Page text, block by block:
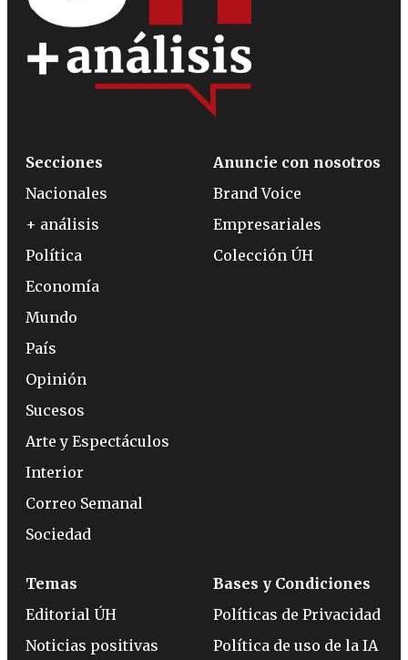
Secciones
Nacionales
+ análisis
Política
Economía
Mundo
País
Opinión
Sucesos
Arte y Espectáculos
Interior
Correo Semanal
Sociedad
Anuncie con nosotros
Brand Voice
Empresariales
Colección ÚH
Temas
Editorial ÚH
Noticias positivas
Bases y Condiciones
Políticas de Privacidad
Política de uso de la IA